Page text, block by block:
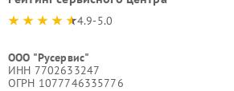
4.9-5.0
ООО "Русервис"
ИНН 7702633247
ОГРН 1077746335776